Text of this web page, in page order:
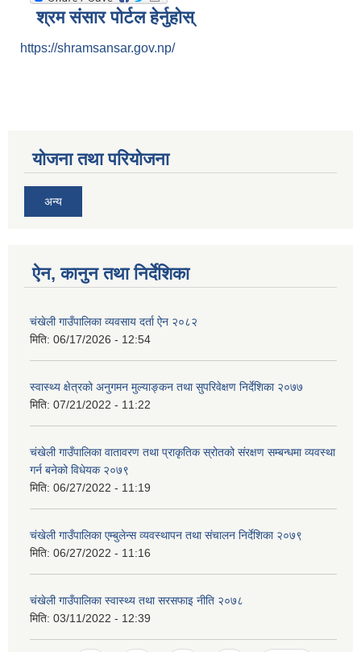
श्रम संसार पोर्टल हेर्नुहोस्
https://shramsansar.gov.np/
योजना तथा परियोजना
अन्य
ऐन, कानुन तथा निर्देशिका
चंखेली गाउँपालिका व्यवसाय दर्ता ऐन २०८२
मिति: 06/17/2026 - 12:54
स्वास्थ्य क्षेत्रको अनुगमन मुल्याङ्कन तथा सुपरिवेक्षण निर्देशिका २०७७
मिति: 07/21/2022 - 11:22
चंखेली गाउँपालिका वातावरण तथा प्राकृतिक स्रोतको संरक्षण सम्बन्धमा व्यवस्था
गर्न बनेको विधेयक २०७९
मिति: 06/27/2022 - 11:19
चंखेली गाउँपालिका एम्बुलेन्स व्यवस्थापन तथा संचालन निर्देशिका २०७९
मिति: 06/27/2022 - 11:16
चंखेली गाउँपालिका स्वास्थ्य तथा सरसफाइ नीति २०७८
मिति: 03/11/2022 - 12:39